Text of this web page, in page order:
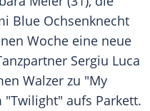
Blue Ochsenknecht
Woche eine neue
Sergiu Luca
Walzer zu "My
"Twilight" aufs Parkett.